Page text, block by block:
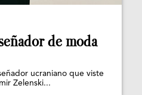
de moda
ucraniano que viste
Zelenski...